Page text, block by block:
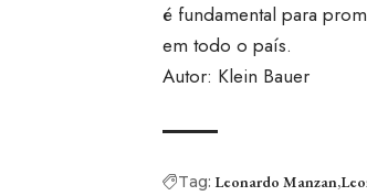
é fundamental para
em todo o país.
Autor: Klein Bauer
Tag: Leonardo Manzan